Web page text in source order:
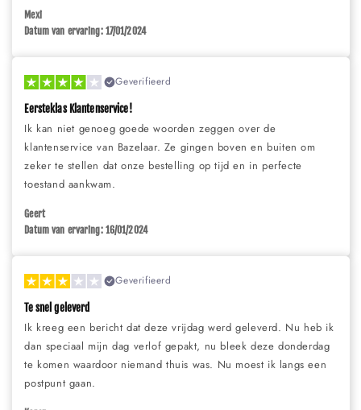
Mexi
Datum van ervaring: 17/01/2024
Geverifieerd
Eersteklas Klantenservice!
Ik kan niet genoeg goede woorden zeggen over de
klantenservice van Bazelaar. Ze gingen boven en buiten om
zeker te stellen dat onze bestelling op tijd en in perfecte
toestand aankwam.
Geert
Datum van ervaring: 16/01/2024
Geverifieerd
Te snel geleverd
Ik kreeg een bericht dat deze vrijdag werd geleverd. Nu heb ik
dan speciaal mijn dag verlof gepakt, nu bleek deze donderdag
te komen waardoor niemand thuis was. Nu moest ik langs een
postpunt gaan.